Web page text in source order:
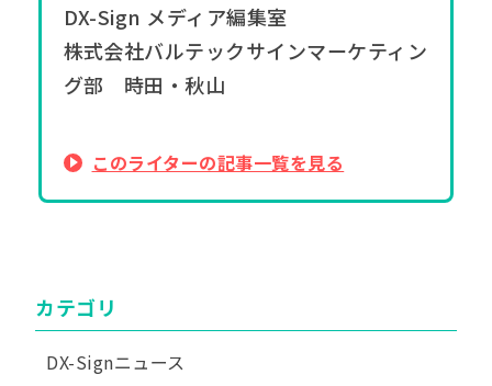
DX-Sign メディア編集室
株式会社バルテックサインマーケティン
グ部 時田・秋山
このライターの記事一覧を見る
カテゴリ
DX-Signニュース